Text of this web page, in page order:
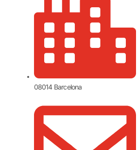
08014 Barcelona